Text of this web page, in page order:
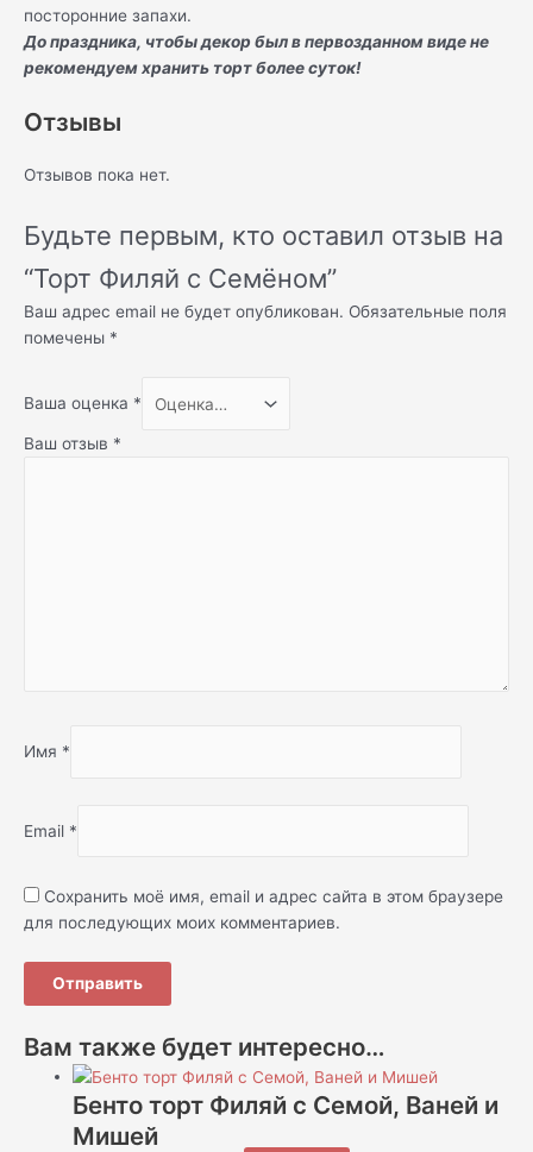
посторонние запахи.
До праздника, чтобы декор был в первозданном виде не
рекомендуем хранить торт более суток!
Отзывы
Отзывов пока нет.
Будьте первым, кто оставил отзыв на
“Торт Филяй с Семёном”
Ваш адрес email не будет опубликован. Обязательные поля
помечены *
Ваша оценка *
Ваш отзыв *
Имя *
Email *
Сохранить моё имя, email и адрес сайта в этом браузере
для последующих моих комментариев.
Вам также будет интересно…
Бенто торт Филяй с Семой, Ваней и
Мишей